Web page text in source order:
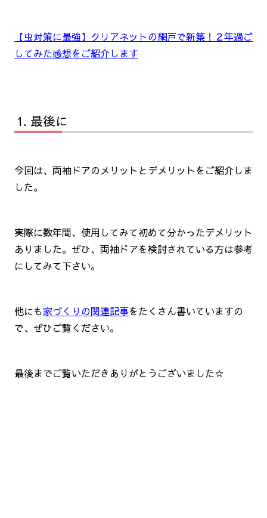
【虫対策に最強】クリアネットの網戸で新築！２年過ご
してみた感想をご紹介します
最後に
今回は、両袖ドアのメリットとデメリットをご紹介しま
した。
実際に数年間、使用してみて初めて分かったデメリット
ありました。ぜひ、両袖ドアを検討されている方は参考
にしてみて下さい。
他にも家づくりの関連記事をたくさん書いていますの
で、ぜひご覧ください。
最後までご覧いただきありがとうございました☆